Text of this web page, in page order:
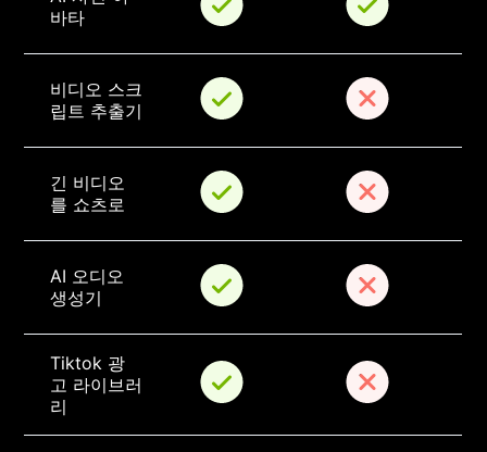
바타
비디오 스크
립트 추출기
긴 비디오
를 쇼츠로
AI 오디오
생성기
Tiktok 광
고 라이브러
리